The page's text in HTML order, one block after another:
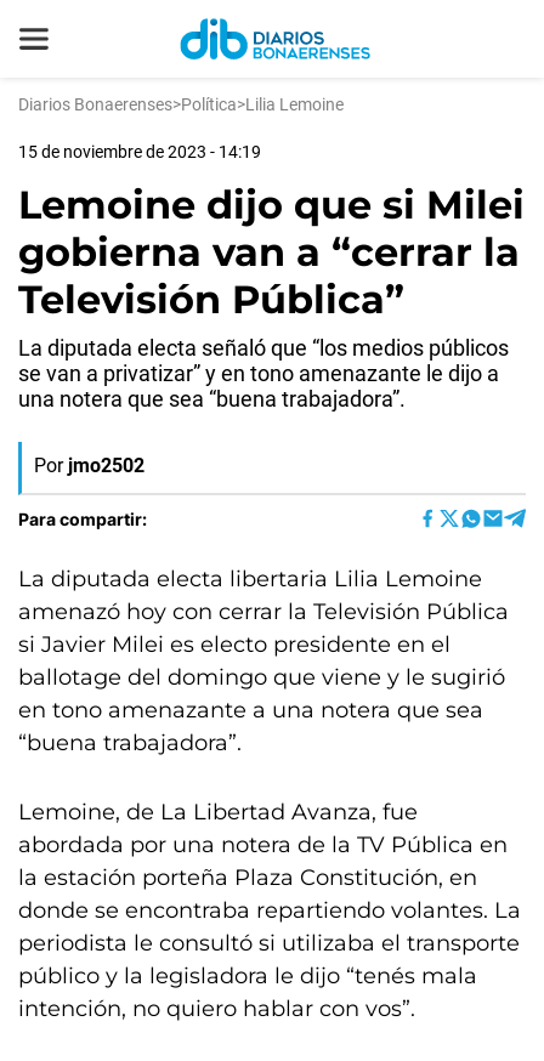
Diarios Bonaerenses>Política>Lilia Lemoine
15 de noviembre de 2023 - 14:19
Lemoine dijo que si Milei
gobierna van a “cerrar la
Televisión Pública”
La diputada electa señaló que “los medios públicos
se van a privatizar” y en tono amenazante le dijo a
una notera que sea “buena trabajadora”.
Por jmo2502
Para compartir:
La diputada electa libertaria Lilia Lemoine
amenazó hoy con cerrar la Televisión Pública
si Javier Milei es electo presidente en el
ballotage del domingo que viene y le sugirió
en tono amenazante a una notera que sea
“buena trabajadora”.
Lemoine, de La Libertad Avanza, fue
abordada por una notera de la TV Pública en
la estación porteña Plaza Constitución, en
donde se encontraba repartiendo volantes. La
periodista le consultó si utilizaba el transporte
público y la legisladora le dijo “tenés mala
intención, no quiero hablar con vos”.